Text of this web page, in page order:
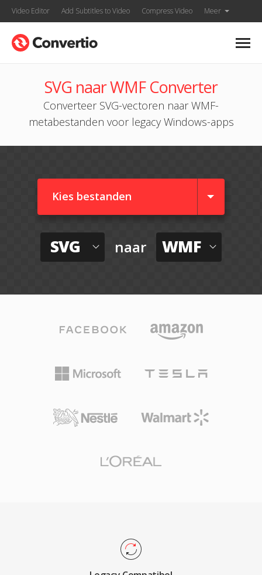
Video Editor Add Subtitles to Video Compress Video Meer
SVG naar WMF Converter
Converteer SVG-vectoren naar WMF-
metabestanden voor legacy Windows-apps
Kies bestanden
SVG naar WMF